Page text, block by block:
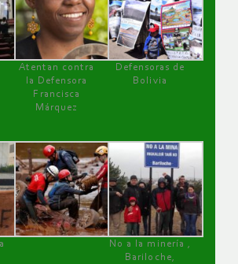
Atentan contra
la Defensora
Francisca
Márquez
Defensoras de
Bolivia
No a la minería ,
Bariloche,